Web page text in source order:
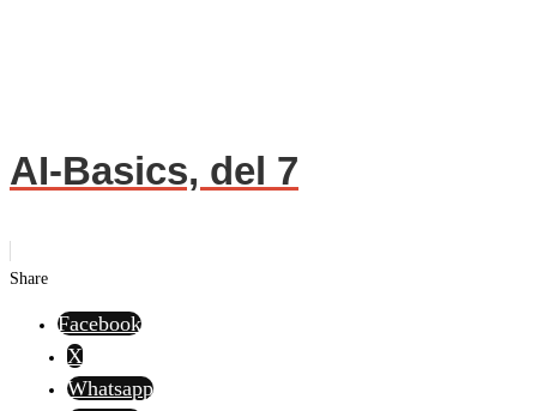
AI-Basics, del 7
Share
Facebook
X
Whatsapp